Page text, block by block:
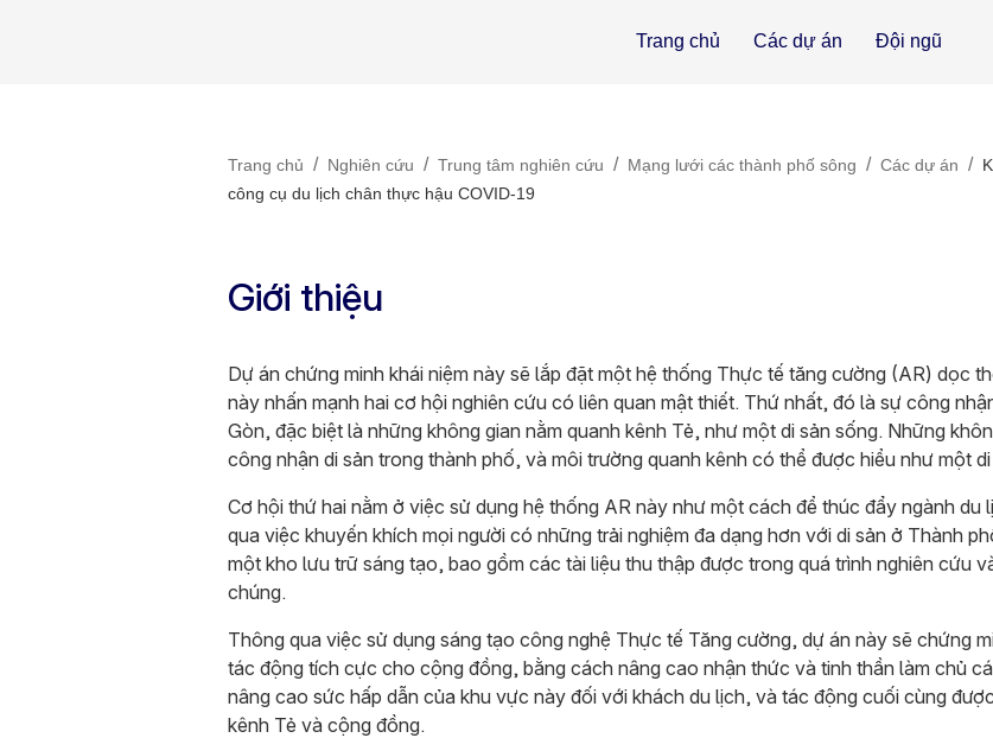
Trang chủ Các dự án Đội ngũ
Trang chủ / Nghiên cứu / Trung tâm nghiên cứu / Mạng lưới các thành phố sông / Các dự án /
công cụ du lịch chân thực hậu COVID-19
Giới thiệu
Dự án chứng minh khái niệm này sẽ lắp đặt một hệ thống Thực tế tăng cường (AR) dọc
này nhấn mạnh hai cơ hội nghiên cứu có liên quan mật thiết. Thứ nhất, đó là sự công
Gòn, đặc biệt là những không gian nằm quanh kênh Tẻ, như một di sản sống. Những
công nhận di sản trong thành phố, và môi trường quanh kênh có thể được hiểu như một
Cơ hội thứ hai nằm ở việc sử dụng hệ thống AR này như một cách để thúc đẩy ngành du
qua việc khuyến khích mọi người có những trải nghiệm đa dạng hơn với di sản ở Thành
một kho lưu trữ sáng tạo, bao gồm các tài liệu thu thập được trong quá trình nghiên cứu
chúng.
Thông qua việc sử dụng sáng tạo công nghệ Thực tế Tăng cường, dự án này sẽ chứng
tác động tích cực cho cộng đồng, bằng cách nâng cao nhận thức và tinh thần làm chủ
nâng cao sức hấp dẫn của khu vực này đối với khách du lịch, và tác động cuối cùng
kênh Tẻ và cộng đồng.